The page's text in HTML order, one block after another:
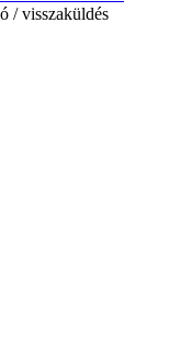
/ visszaküldés